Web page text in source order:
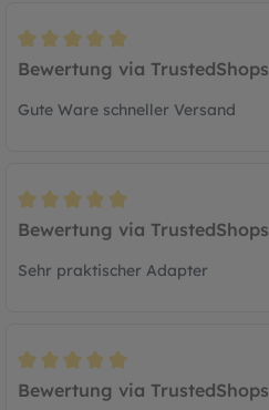
Bewertung mit 5 von 5 Sternen
Bewertung via TrustedShops
Gute Ware schneller Versand
Bewertung mit 5 von 5 Sternen
Bewertung via TrustedShops
Sehr praktischer Adapter
Bewertung mit 5 von 5 Sternen
Bewertung via TrustedShops